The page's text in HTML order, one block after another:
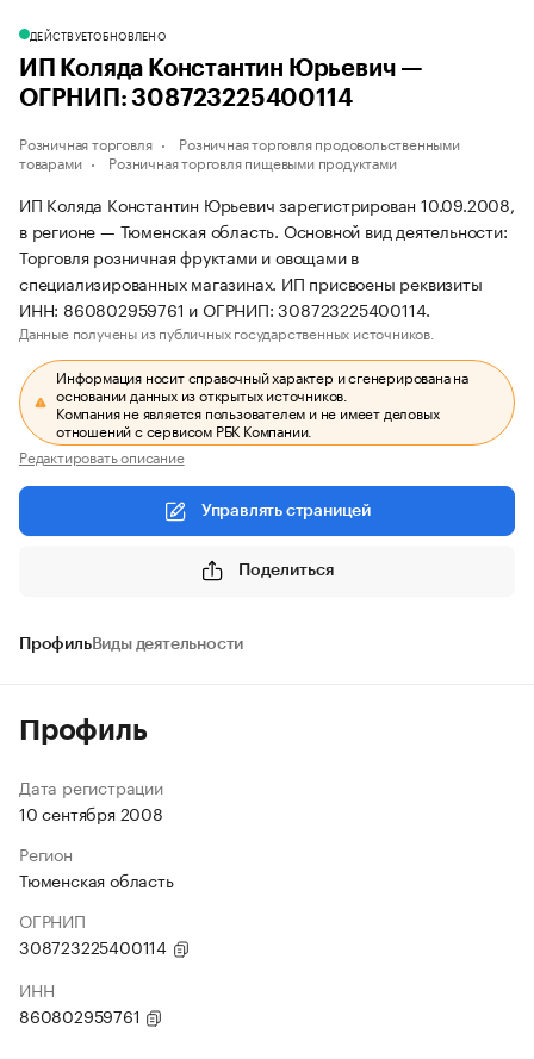
ДЕЙСТВУЕТОБНОВЛЕНО
ИП Коляда Константин Юрьевич —
ОГРНИП: 308723225400114
Розничная торговля
Розничная торговля продовольственными
товарами
Розничная торговля пищевыми продуктами
ИП Коляда Константин Юрьевич зарегистрирован 10.09.2008,
в регионе — Тюменская область. Основной вид деятельности:
Торговля розничная фруктами и овощами в
специализированных магазинах. ИП присвоены реквизиты
ИНН: 860802959761 и ОГРНИП: 308723225400114.
Данные получены из публичных государственных источников.
Информация носит справочный характер и сгенерирована на
основании данных из открытых источников.
Компания не является пользователем и не имеет деловых
отношений с сервисом РБК Компании.
Редактировать описание
Управлять страницей
Поделиться
ПрофильВиды деятельности
Профиль
Дата регистрации
10 сентября 2008
Регион
Тюменская область
ОГРНИП
308723225400114
ИНН
860802959761